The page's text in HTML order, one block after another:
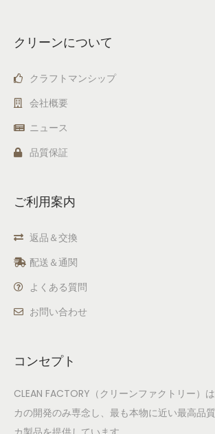
クリーンについて
クラフトマンシップ
会社概要
ニュース
品質保証
ご利用案内
返品＆交換
配送＆通関
よくある質問
お問い合わせ
コンセプト
CLEAN FACTORY（クリーンファクトリー）
カの開発のみ専念し、最も本物に近い最高品